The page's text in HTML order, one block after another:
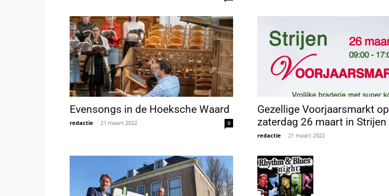
Evensongs in de Hoeksche Waard
redactie - 21 maart 2022 0
Gezellige Voorjaarsmarkt op
zaterdag 26 maart in Strijen
redactie - 21 maart 2022